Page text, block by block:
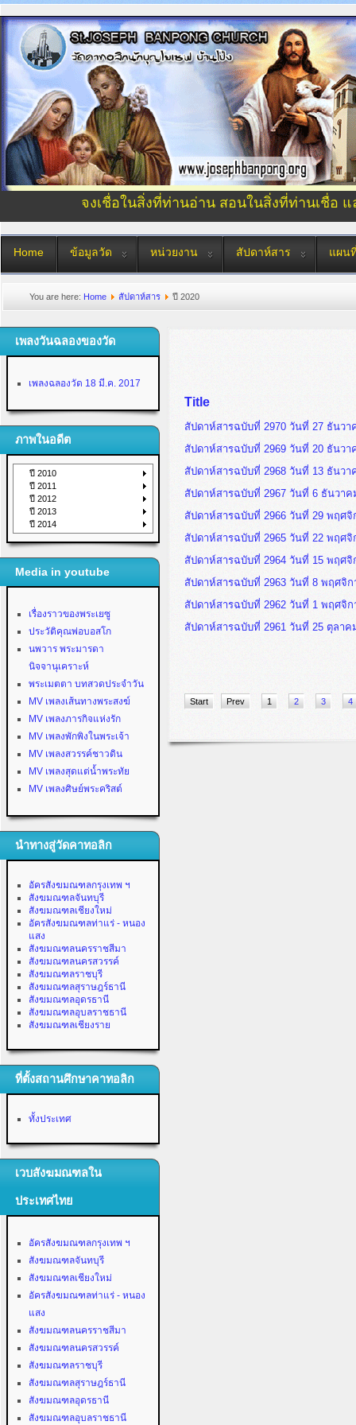
จงเชื่อในสิ่งที่ท่านอ่าน สอนในสิ่งที่ท่านเชื่อ
Home ข้อมูลวัด หน่วยงาน สัปดาห์สาร แผน
You are here: Home สัปดาห์สาร ปี 2020
เพลงวันฉลองของวัด
เพลงฉลองวัด 18 มี.ค. 2017
ภาพในอดีต
ปี 2010
ปี 2011
ปี 2012
ปี 2013
ปี 2014
Media in youtube
เรื่องราวของพระเยซู
ประวัติคุณพ่อบอสโก
นพวาร พระมารดา
นิจจานุเคราะห์
พระเมตตา บทสวดประจำวัน
MV เพลงเส้นทางพระสงฆ์
MV เพลงภารกิจแห่งรัก
MV เพลงพักพิงในพระเจ้า
MV เพลงสวรรค์ชาวดิน
MV เพลงสุดแต่น้ำพระทัย
MV เพลงศิษย์พระคริสต์
นำทางสู่วัดคาทอลิก
อัครสังฆมณฑลกรุงเทพ ฯ
สังฆมณฑลจันทบุรี
สังฆมณฑลเชียงใหม่
อัครสังฆมณฑลท่าแร่ - หนอง
แสง
สังฆมณฑลนครราชสีมา
สังฆมณฑลนครสวรรค์
สังฆมณฑลราชบุรี
สังฆมณฑลสุราษฎร์ธานี
สังฆมณฑลอุดรธานี
สังฆมณฑลอุบลราชธานี
สังฆมณฑลเชียงราย
ที่ตั้งสถานศึกษาคาทอลิก
ทั้งประเทศ
เวบสังฆมณฑลใน
ประเทศไทย
อัครสังฆมณฑลกรุงเทพ ฯ
สังฆมณฑลจันทบุรี
สังฆมณฑลเชียงใหม่
อัครสังฆมณฑลท่าแร่ - หนอง
แสง
สังฆมณฑลนครราชสีมา
สังฆมณฑลนครสวรรค์
สังฆมณฑลราชบุรี
สังฆมณฑลสุราษฎร์ธานี
สังฆมณฑลอุดรธานี
สังฆมณฑลอุบลราชธานี
Title
สัปดาห์สารฉบับที่ 2970 วันที่ 27 ธันวา
สัปดาห์สารฉบับที่ 2969 วันที่ 20 ธันวา
สัปดาห์สารฉบับที่ 2968 วันที่ 13 ธันวา
สัปดาห์สารฉบับที่ 2967 วันที่ 6 ธันวาค
สัปดาห์สารฉบับที่ 2966 วันที่ 29 พฤศจิ
สัปดาห์สารฉบับที่ 2965 วันที่ 22 พฤศจิ
สัปดาห์สารฉบับที่ 2964 วันที่ 15 พฤศจิ
สัปดาห์สารฉบับที่ 2963 วันที่ 8 พฤศจิก
สัปดาห์สารฉบับที่ 2962 วันที่ 1 พฤศจิก
สัปดาห์สารฉบับที่ 2961 วันที่ 25 ตุลาค
Start Prev 1 2 3 4